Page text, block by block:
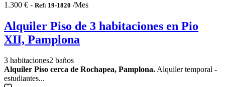
1.300 € - Ref: 19-1820 /Mes
Alquiler Piso de 3 habitaciones en Pio
XII, Pamplona
3 habitaciones2 baños
Alquiler Piso cerca de Rochapea, Pamplona.Alquiler temporal -
estudiantes...